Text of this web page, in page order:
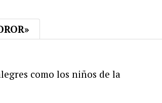
como los niños de la